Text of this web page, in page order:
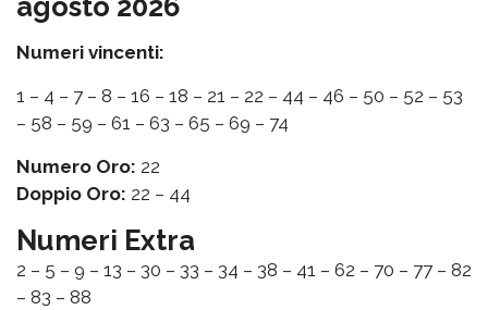
agosto 2026
Numeri vincenti:
1 – 4 – 7 – 8 – 16 – 18 – 21 – 22 – 44 – 46 – 50 – 52 – 53
– 58 – 59 – 61 – 63 – 65 – 69 – 74
Numero Oro: 22
Doppio Oro: 22 – 44
Numeri Extra
2 – 5 – 9 – 13 – 30 – 33 – 34 – 38 – 41 – 62 – 70 – 77 – 82
– 83 – 88